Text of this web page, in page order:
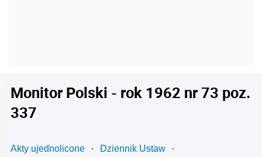
Monitor Polski - rok 1962 nr 73 poz.
337
Akty ujednolicone
Dziennik Ustaw